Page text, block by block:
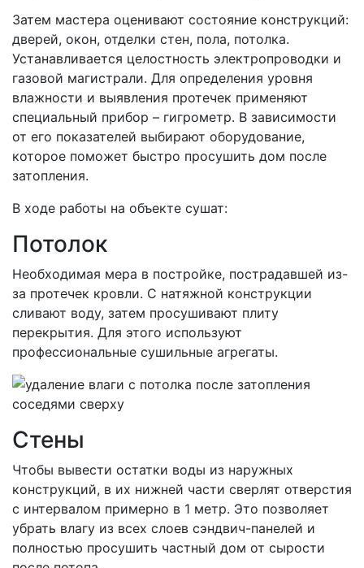
Затем мастера оценивают состояние конструкций:
дверей, окон, отделки стен, пола, потолка.
Устанавливается целостность электропроводки и
газовой магистрали. Для определения уровня
влажности и выявления протечек применяют
специальный прибор – гигрометр. В зависимости
от его показателей выбирают оборудование,
которое поможет быстро просушить дом после
затопления.
В ходе работы на объекте сушат:
Потолок
Необходимая мера в постройке, пострадавшей из-
за протечек кровли. С натяжной конструкции
сливают воду, затем просушивают плиту
перекрытия. Для этого используют
профессиональные сушильные агрегаты.
Стены
Чтобы вывести остатки воды из наружных
конструкций, в их нижней части сверлят отверстия
с интервалом примерно в 1 метр. Это позволяет
убрать влагу из всех слоев сэндвич-панелей и
полностью просушить частный дом от сырости